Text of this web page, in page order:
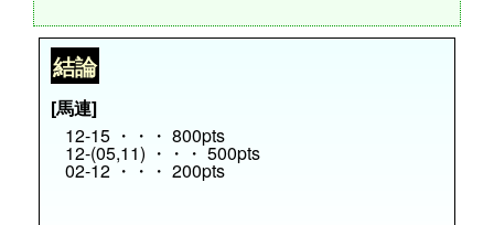
結論
[馬連]
12-15 ・・・ 800pts
12-(05,11) ・・・ 500pts
02-12 ・・・ 200pts